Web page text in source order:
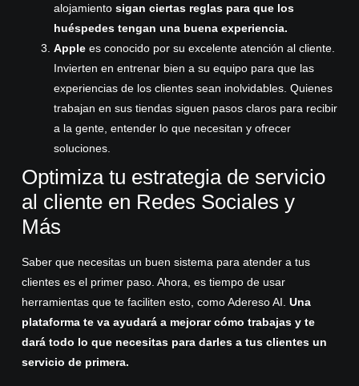
alojamiento sigan ciertas reglas para que los
huéspedes tengan una buena experiencia.
Applees conocido por su excelente atención al cliente.
Invierten en entrenar bien a su equipo para que las
experiencias de los clientes sean inolvidables. Quienes
trabajan en sus tiendas siguen pasos claros para recibir
a la gente, entender lo que necesitan y ofrecer
soluciones.
Optimiza tu estrategia de servicio
al cliente en Redes Sociales y
Más
Saber que necesitas un buen sistema para atender a tus
clientes es el primer paso. Ahora, es tiempo de usar
herramientas que te faciliten esto, comoAdereso AI. Una
plataforma te va ayudará a mejorar cómo trabajas y te
dará todo lo que necesitas para darles a tus clientes un
servicio de primera.